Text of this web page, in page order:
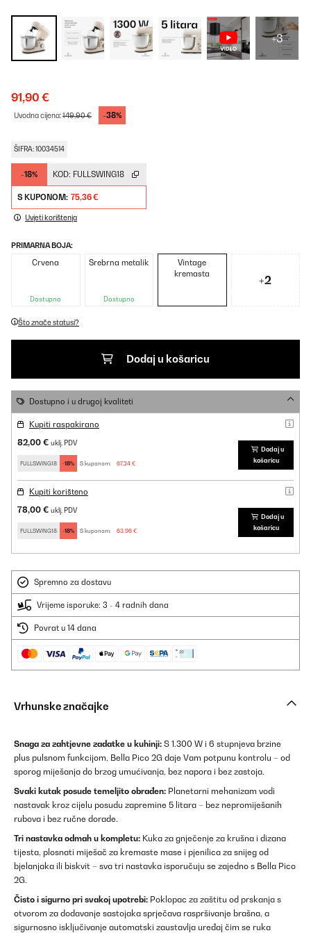
+3
91,90 €
Uvodna cijena:149,90 € -38%
ŠIFRA: 10034514
-18% KOD: FULLSWING18
S KUPONOM: 75,36 €
Uvjeti korištenja
PRIMARNA BOJA:
Crvena
Dostupno
Srebrna metalik
Dostupno
Vintage
kremasta
+2
Što znače statusi?
Dodaj u košaricu
Dostupno i u drugoj kvaliteti
Kupiti raspakirano
82,00 € uklj. PDV
FULLSWING18 -18% S kuponom: 67,24 €
Dodaj u
košaricu
Kupiti korišteno
78,00 € uklj. PDV
FULLSWING18 -18% S kuponom: 63,96 €
Dodaj u
košaricu
Spremno za dostavu
Vrijeme isporuke: 3 - 4 radnih dana
Povrat u 14 dana
Vrhunske značajke
Snaga za zahtjevne zadatke u kuhinji: S 1.300 W i 6 stupnjeva brzine
plus pulsnom funkcijom, Bella Pico 2G daje Vam potpunu kontrolu – od
sporog miješanja do brzog umućivanja, bez napora i bez zastoja.
Svaki kutak posude temeljito obrađen: Planetarni mehanizam vodi
nastavak kroz cijelu posudu zapremine 5 litara – bez nepromiješanih
rubova i bez ručne dorade.
Tri nastavka odmah u kompletu: Kuka za gnječenje za krušna i dizana
tijesta, plosnati miješač za kremaste mase i pjenilica za snijeg od
bjelanjaka ili biskvit – sva tri nastavka isporučuju se zajedno s Bella Pico
2G.
Čisto i sigurno pri svakoj upotrebi: Poklopac za zaštitu od prskanja s
otvorom za dodavanje sastojaka sprječava raspršivanje brašna, a
sigurnosno isključivanje automatski zaustavlja uređaj čim se ruka